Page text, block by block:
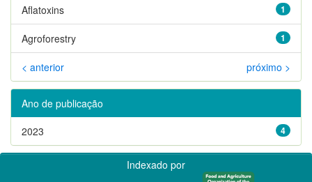
1
Aflatoxins
1
Agroforestry
< anterior próximo >
Ano de publicação
4
2023
Indexado por